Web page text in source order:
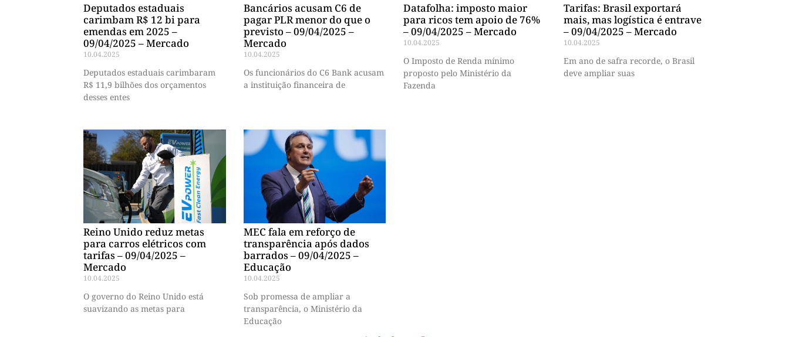
Deputados estaduais
carimbam R$ 12 bi para
emendas em 2025 –
09/04/2025 – Mercado
10.04.2025
Deputados estaduais carimbaram
R$ 11,9 bilhões dos orçamentos
desses entes
Bancários acusam C6 de
pagar PLR menor do que o
previsto – 09/04/2025 –
Mercado
10.04.2025
Os funcionários do C6 Bank acusam
a instituição financeira de
Datafolha: imposto maior
para ricos tem apoio de 76%
– 09/04/2025 – Mercado
10.04.2025
O Imposto de Renda mínimo
proposto pelo Ministério da
Fazenda
Tarifas: Brasil exportará
mais, mas logística é entrave
– 09/04/2025 – Mercado
10.04.2025
Em ano de safra recorde, o Brasil
deve ampliar suas
Reino Unido reduz metas
para carros elétricos com
tarifas – 09/04/2025 –
Mercado
10.04.2025
O governo do Reino Unido está
suavizando as metas para
MEC fala em reforço de
transparência após dados
barrados – 09/04/2025 –
Educação
10.04.2025
Sob promessa de ampliar a
transparência, o Ministério da
Educação